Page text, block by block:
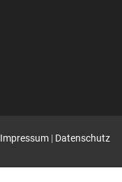
Impressum | Datenschutz